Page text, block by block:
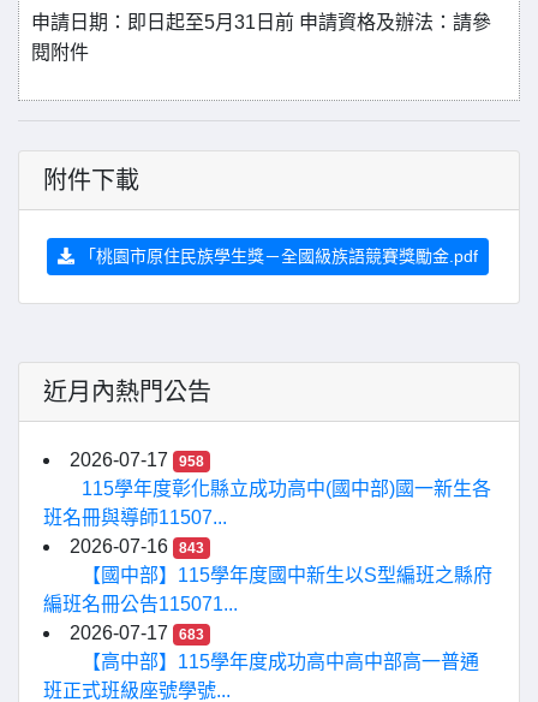
申請日期：即日起至5月 31 日前 申請資格及辦法：請參
閱附件
附件下載
「桃園市原住民族學生獎－全國級族語競賽獎勵金.pdf
近月內熱門公告
2026-07-17 958
115學年度彰化縣立成功高中(國中部)國一新生各
班名冊與導師11507...
2026-07-16
843
【國中部】115學年度國中新生以S型編班之縣府
編班名冊公告115071...
2026-07-17
683
【高中部】115學年度成功高中高中部高一普通
班正式班級座號學號...